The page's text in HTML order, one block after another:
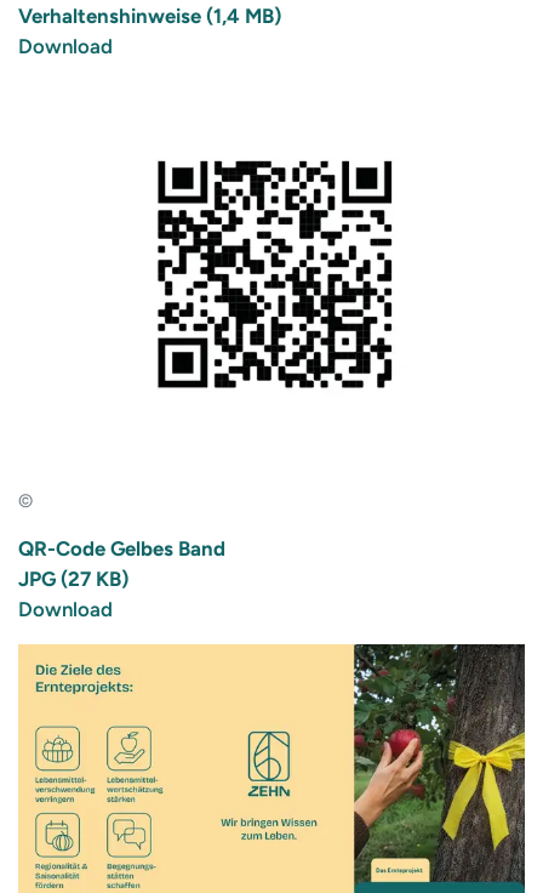
Verhaltenshinweise (1,4 MB)
Download
©
QR-Code Gelbes Band
JPG (27 KB)
Download